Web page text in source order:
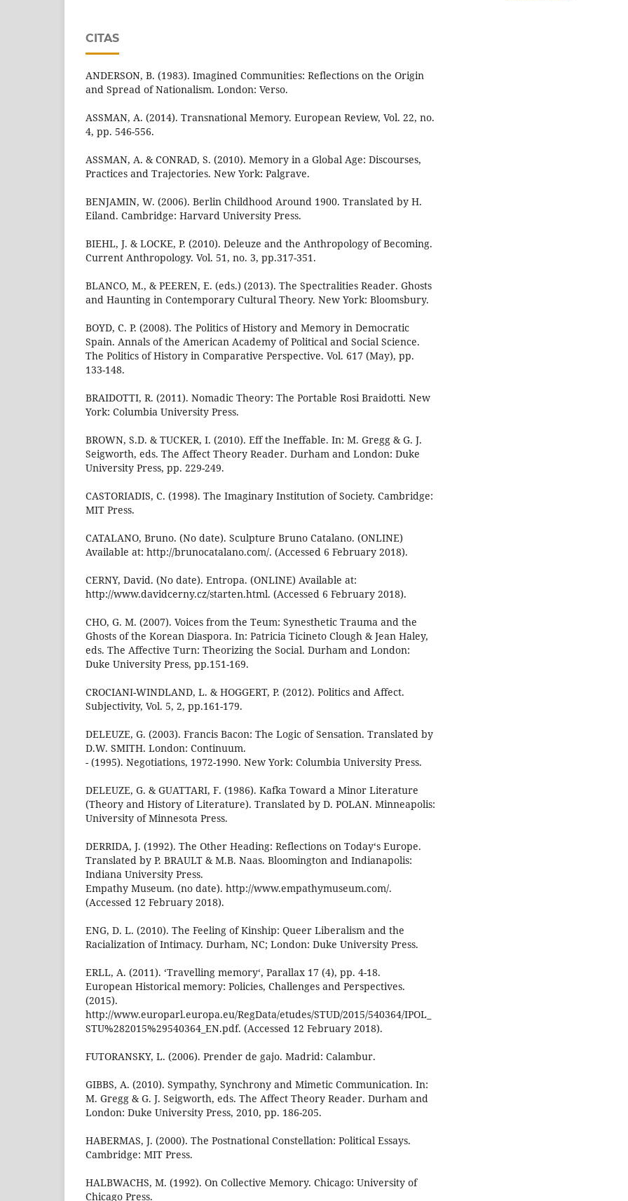
CITAS
ANDERSON, B. (1983). Imagined Communities: Reflections on the Origin
and Spread of Nationalism. London: Verso.
ASSMAN, A. (2014). Transnational Memory. European Review, Vol. 22, no.
4, pp. 546-556.
ASSMAN, A. & CONRAD, S. (2010). Memory in a Global Age: Discourses,
Practices and Trajectories. New York: Palgrave.
BENJAMIN, W. (2006). Berlin Childhood Around 1900. Translated by H.
Eiland. Cambridge: Harvard University Press.
BIEHL, J. & LOCKE, P. (2010). Deleuze and the Anthropology of Becoming.
Current Anthropology. Vol. 51, no. 3, pp.317-351.
BLANCO, M., & PEEREN, E. (eds.) (2013). The Spectralities Reader. Ghosts
and Haunting in Contemporary Cultural Theory. New York: Bloomsbury.
BOYD, C. P. (2008). The Politics of History and Memory in Democratic
Spain. Annals of the American Academy of Political and Social Science.
The Politics of History in Comparative Perspective. Vol. 617 (May), pp.
133-148.
BRAIDOTTI, R. (2011). Nomadic Theory: The Portable Rosi Braidotti. New
York: Columbia University Press.
BROWN, S.D. & TUCKER, I. (2010). Eff the Ineffable. In: M. Gregg & G. J.
Seigworth, eds. The Affect Theory Reader. Durham and London: Duke
University Press, pp. 229-249.
CASTORIADIS, C. (1998). The Imaginary Institution of Society. Cambridge:
MIT Press.
CATALANO, Bruno. (No date). Sculpture Bruno Catalano. (ONLINE)
Available at: http://brunocatalano.com/. (Accessed 6 February 2018).
CERNY, David. (No date). Entropa. (ONLINE) Available at:
http://www.davidcerny.cz/starten.html. (Accessed 6 February 2018).
CHO, G. M. (2007). Voices from the Teum: Synesthetic Trauma and the
Ghosts of the Korean Diaspora. In: Patricia Ticineto Clough & Jean Haley,
eds. The Affective Turn: Theorizing the Social. Durham and London:
Duke University Press, pp.151-169.
CROCIANI-WINDLAND, L. & HOGGERT, P. (2012). Politics and Affect.
Subjectivity, Vol. 5, 2, pp.161-179.
DELEUZE, G. (2003). Francis Bacon: The Logic of Sensation. Translated by
D.W. SMITH. London: Continuum.
- (1995). Negotiations, 1972-1990. New York: Columbia University Press.
DELEUZE, G. & GUATTARI, F. (1986). Kafka Toward a Minor Literature
(Theory and History of Literature). Translated by D. POLAN. Minneapolis:
University of Minnesota Press.
DERRIDA, J. (1992). The Other Heading: Reflections on Today‘s Europe.
Translated by P. BRAULT & M.B. Naas. Bloomington and Indianapolis:
Indiana University Press.
Empathy Museum. (no date). http://www.empathymuseum.com/.
(Accessed 12 February 2018).
ENG, D. L. (2010). The Feeling of Kinship: Queer Liberalism and the
Racialization of Intimacy. Durham, NC; London: Duke University Press.
ERLL, A. (2011). ‘Travelling memory‘, Parallax 17 (4), pp. 4-18.
European Historical memory: Policies, Challenges and Perspectives.
(2015).
http://www.europarl.europa.eu/RegData/etudes/STUD/2015/540364/IPOL_
STU%282015%29540364_EN.pdf. (Accessed 12 February 2018).
FUTORANSKY, L. (2006). Prender de gajo. Madrid: Calambur.
GIBBS, A. (2010). Sympathy, Synchrony and Mimetic Communication. In:
M. Gregg & G. J. Seigworth, eds. The Affect Theory Reader. Durham and
London: Duke University Press, 2010, pp. 186-205.
HABERMAS, J. (2000). The Postnational Constellation: Political Essays.
Cambridge: MIT Press.
HALBWACHS, M. (1992). On Collective Memory. Chicago: University of
Chicago Press.